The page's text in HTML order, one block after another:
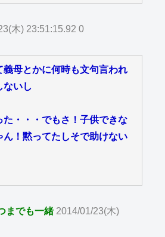
木) 23:51:15.92 0
義母とかに何時も文句言われ
ないし
た・・・でもさ！子供できな
ん！黙ってたしそで助けない
までも一緒 2014/01/23(木)